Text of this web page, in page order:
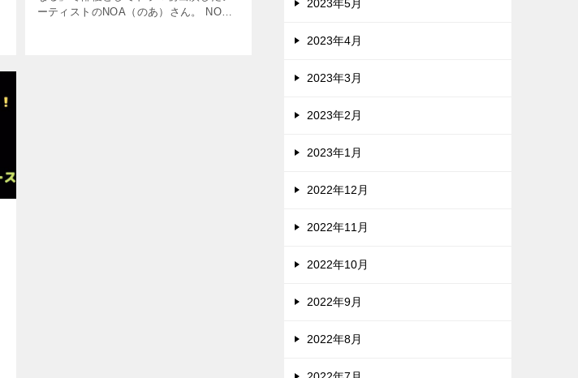
ーティストのNOA（のあ）さん。 NOA
2023年5月
2023年4月
2023年3月
2023年2月
2023年1月
2022年12月
2022年11月
2022年10月
2022年9月
2022年8月